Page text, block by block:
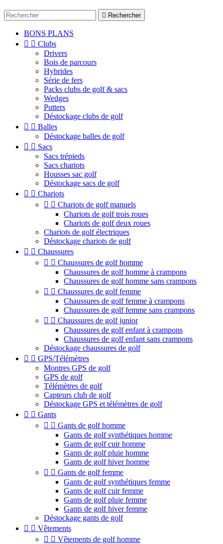
 Rechercher
BONS PLANS
  Clubs
Drivers
Bois de parcours
Hybrides
Série de fers
Packs clubs de golf & sacs
Wedges
Putters
Déstockage clubs de golf
  Balles
Déstockage balles de golf
  Sacs
Sacs trépieds
Sacs chariots
Housses sac golf
Déstockage sacs de golf
  Chariots
  Chariots de golf manuels
Chariots de golf trois roues
Chariots de golf deux roues
Chariots de golf électriques
Déstockage chariots de golf
  Chaussures
  Chaussures de golf homme
Chaussures de golf homme à crampons
Chaussures de golf homme sans crampons
  Chaussures de golf femme
Chaussures de golf femme à crampons
Chaussures de golf femme sans crampons
  Chaussures de golf junior
Chaussures de golf enfant à crampons
Chaussures de golf enfant sans crampons
Déstockage chaussures de golf
  GPS/Télémètres
Montres GPS de golf
GPS de golf
Télémètres de golf
Capteurs club de golf
Déstockage GPS et télémètres de golf
  Gants
  Gants de golf homme
Gants de golf synthétiques homme
Gants de golf cuir homme
Gants de golf pluie homme
Gants de golf hiver homme
  Gants de golf femme
Gants de golf synthétiques femme
Gants de golf cuir femme
Gants de golf pluie femme
Gants de golf hiver femme
Déstockage gants de golf
  Vêtements
  Vêtements de golf homme